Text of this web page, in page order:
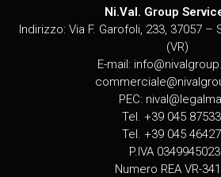
Ni.Val. Group
Indirizzo: Via F. Garofoli, 233, 37057 –
(VR)
E-mail:
PEC:
Tel. +39 045
Tel. +39 045
P.IVA
Numero REA VR-